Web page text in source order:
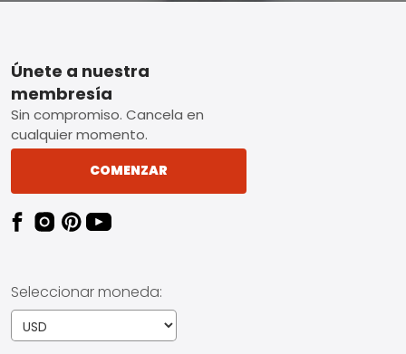
Footer
Únete a nuestra
membresía
Sin compromiso. Cancela en
cualquier momento.
COMENZAR
Seleccionar moneda: